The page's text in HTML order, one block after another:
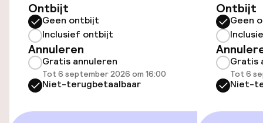
Openbaar parkeren
Luchthavenshuttle
Fietsverhuur
Ontbijt
Geen ontbijt
Inclusief ontbijt
Annuleren
Gratis annuleren
Tot 6 september 2026 om 16:00
Niet-terugbetaalbaar
Ontbijt
Geen
Gratis
Tot 6
Niet-